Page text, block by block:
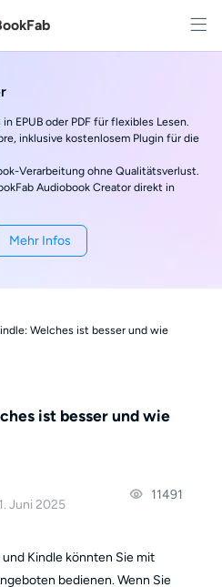
EPUB oder PDF für flexibles Lesen.
inklusive kostenlosem Plugin für die
Verarbeitung ohne Qualitätsverlust.
Audiobook Creator direkt in
Mehr Infos
Welches ist besser und wie
ist besser und wie
Juni 2025
11491
und Kindle könnten Sie mit
bedienen. Wenn Sie